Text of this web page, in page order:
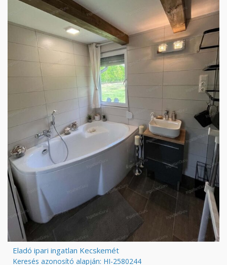
Eladó ipari ingatlan Kecskemét
Keresés azonosító alapján: HI-2580244